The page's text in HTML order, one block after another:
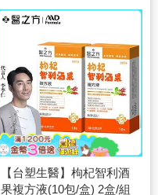
【台塑生醫】枸杞智利酒
果複方液(10包/盒) 2盒/組